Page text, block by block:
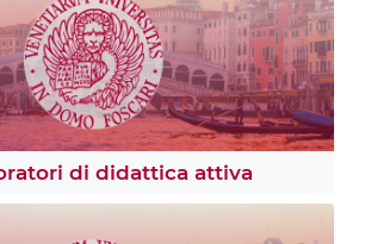
di didattica attiva